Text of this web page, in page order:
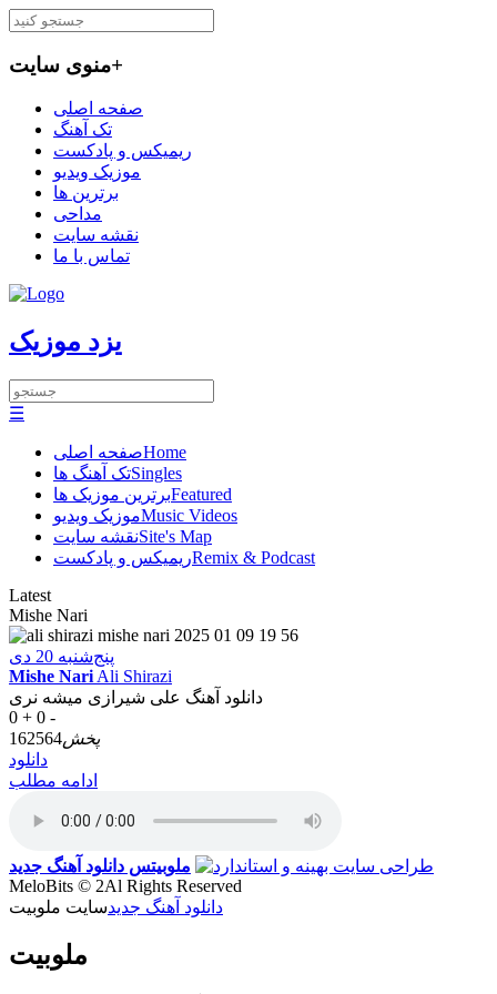
منوی سایت+
صفحه اصلی
تک آهنگ
ریمیکس و پادکست
موزیک ویدیو
برترین ها
مداحی
نقشه سایت
تماس با ما
یزد موزیک
☰
صفحه اصلیHome
تک آهنگ هاSingles
برترین موزیک هاFeatured
موزیک ویدیوMusic Videos
نقشه سایتSite's Map
ریمیکس و پادکستRemix & Podcast
Latest
Mishe Nari
پنج‌شنبه 20 دی
Mishe Nari Ali Shirazi
دانلود آهنگ علی شیرازی میشه نری
0 + 0 -
پخش162564
دانلود
ادامه مطلب
ملوبیتس دانلود آهنگ جدید
MeloBits © 2Al Rights Reserved
دانلود آهنگ جدیدسایت ملوبیت
ملوبیت